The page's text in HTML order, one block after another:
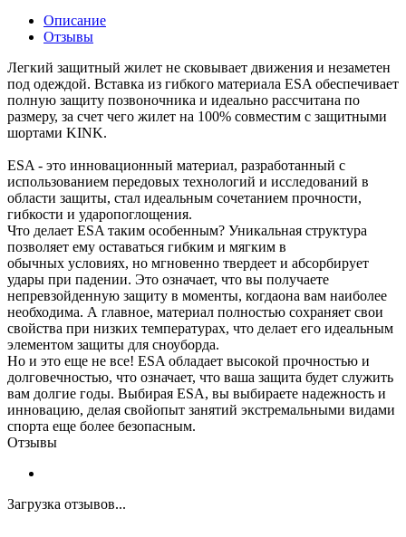
Описание
Отзывы
Легкий защитный жилет не сковывает движения и незаметен
под одеждой. Вставка из гибкого материала ESA обеспечивает
полную защиту позвоночника и идеально рассчитана по
размеру, за счет чего жилет на 100% совместим с защитными
шортами KINK.
ESA - это инновационный материал, разработанный с
использованием передовых технологий и исследований в
области защиты, стал идеальным сочетанием прочности,
гибкости и ударопоглощения.
Что делает ESA таким особенным? Уникальная структура
позволяет ему оставаться гибким и мягким в
обычных условиях, но мгновенно твердеет и абсорбирует
удары при падении. Это означает, что вы получаете
непревзойденную защиту в моменты, когдаона вам наиболее
необходима. А главное, материал полностью сохраняет свои
свойства при низких температурах, что делает его идеальным
элементом защиты для сноуборда.
Но и это еще не все! ESA обладает высокой прочностью и
долговечностью, что означает, что ваша защита будет служить
вам долгие годы. Выбирая ESA, вы выбираете надежность и
инновацию, делая свойопыт занятий экстремальными видами
спорта еще более безопасным.
Отзывы
Загрузка отзывов...